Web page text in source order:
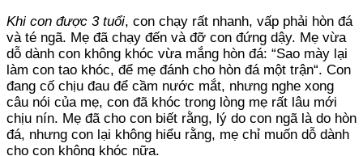
Khi con được 3 tuổi, con chạy rất nhanh, vấp phải hòn đá
và té ngã. Mẹ đã chạy đến và đỡ con đứng dậy. Mẹ vừa
dỗ dành con không khóc vừa mắng hòn đá: “Sao mày lại
làm con tao khóc, để mẹ đánh cho hòn đá một trận“. Con
đang cố chịu đau để cầm nước mắt, nhưng nghe xong
câu nói của mẹ, con đã khóc trong lòng mẹ rất lâu mới
chịu nín. Mẹ đã cho con biết rằng, lý do con ngã là do hòn
đá, nhưng con lại không hiểu rằng, mẹ chỉ muốn dỗ dành
cho con không khóc nữa.